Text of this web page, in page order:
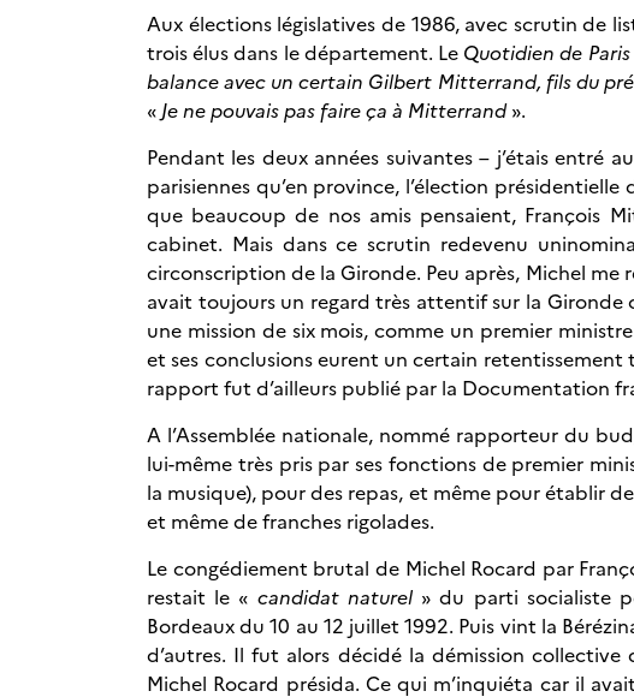
Aux élections législatives de 1986, avec scrutin de
trois élus dans le département. Le Quotidien de Paris
balance avec un certain Gilbert Mitterrand, fils du
« Je ne pouvais pas faire ça à Mitterrand».
Pendant les deux années suivantes – j’étais entré
parisiennes qu’en province, l’élection présidentielle
que beaucoup de nos amis pensaient, François
cabinet. Mais dans ce scrutin redevenu
circonscription de la Gironde. Peu après, Michel
avait toujours un regard très attentif sur la
une mission de six mois, comme un premier
et ses conclusions eurent un certain retentissement
rapport fut d’ailleurs publié par la Documentation
A l’Assemblée nationale, nommé rapporteur du
lui-même très pris par ses fonctions de premier
la musique), pour des repas, et même pour établir
et même de franches rigolades.
Le congédiement brutal de Michel Rocard par
restait le « candidat naturel » du parti socialiste
Bordeaux du 10 au 12 juillet 1992. Puis vint la
d’autres. Il fut alors décidé la démission
Michel Rocard présida. Ce qui m’inquiéta car il